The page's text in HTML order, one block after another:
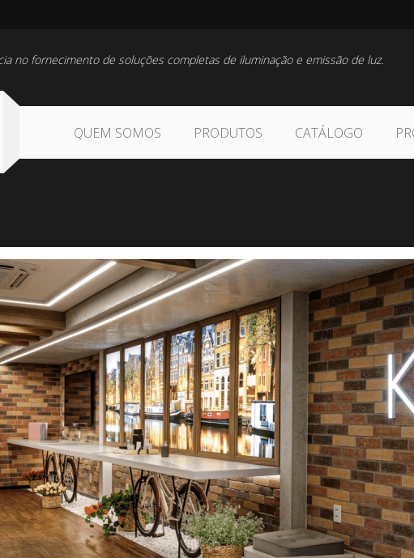
no fornecimento de soluções completas de iluminação e emissão de luz.
QUEM SOMOS PRODUTOS CATÁLOGO